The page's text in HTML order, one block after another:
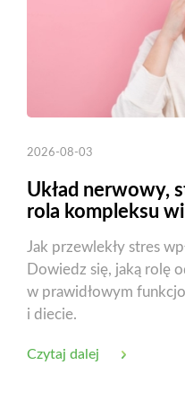
2026-08-03
Układ nerwowy,
rola kompleksu
Jak przewlekły stres
Dowiedz się, jaką rolę
w prawidłowym
i diecie.
Czytaj dalej